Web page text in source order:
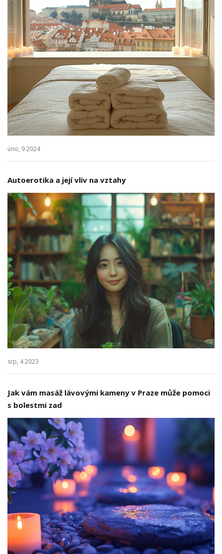
úno, 9 2024
Autoerotika a její vliv na vztahy
srp, 4 2023
Jak vám masáž lávovými kameny v Praze může pomoci
s bolestmi zad